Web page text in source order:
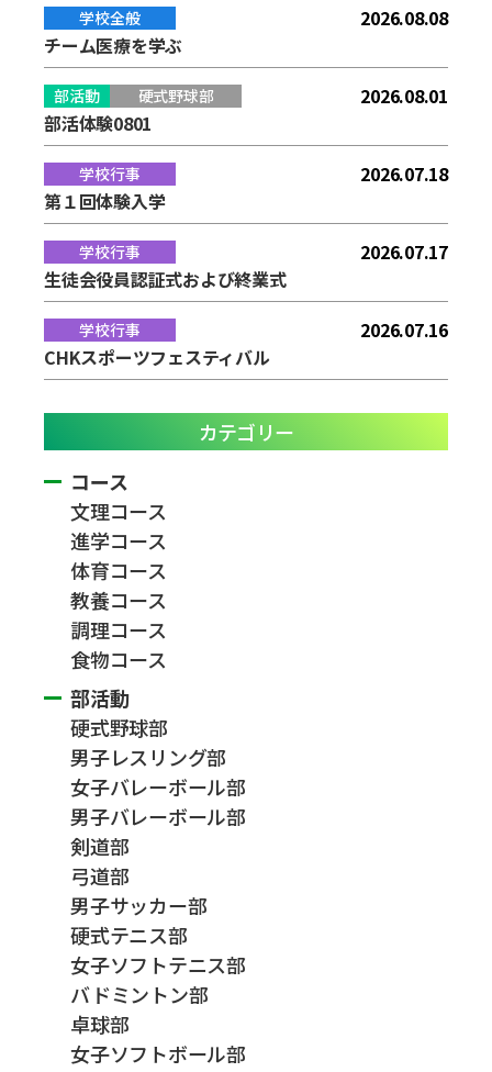
学校全般
2026.08.08
チーム医療を学ぶ
部活動 硬式野球部
2026.08.01
部活体験0801
学校行事
2026.07.18
第１回体験入学
学校行事
2026.07.17
生徒会役員認証式および終業式
学校行事
2026.07.16
CHKスポーツフェスティバル
カテゴリー
コース
文理コース
進学コース
体育コース
教養コース
調理コース
食物コース
部活動
硬式野球部
男子レスリング部
女子バレーボール部
男子バレーボール部
剣道部
弓道部
男子サッカー部
硬式テニス部
女子ソフトテニス部
バドミントン部
卓球部
女子ソフトボール部